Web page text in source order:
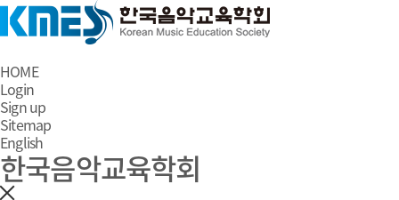
HOME
Login
Sign up
Sitemap
English
한국음악교육학회